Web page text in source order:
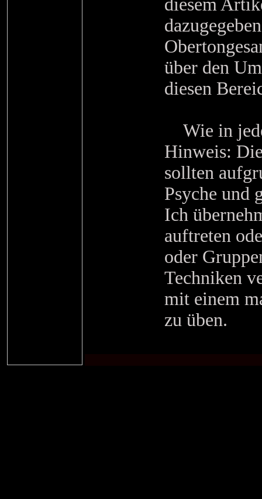
diesem
über den
diesen
Wie in
Hinweis:
sollten
Psyche und
Ich
auftreten
oder
Techniken
mit einem
zu üben.